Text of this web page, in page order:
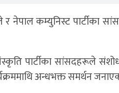
नेपाल कम्युनिस्ट पार्टीका
संस्कृति पार्टीका सांसदहरूले
अन्धभक्त समर्थन